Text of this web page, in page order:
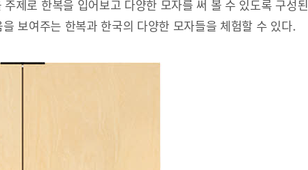
제로 한복을 입어보고 다양한 모자를 써 볼 수 있도록 구성된
보여주는 한복과 한국의 다양한 모자들을 체험할 수 있다.